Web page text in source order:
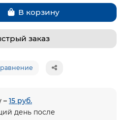
В корзину
заказ
– 15 руб.
день после